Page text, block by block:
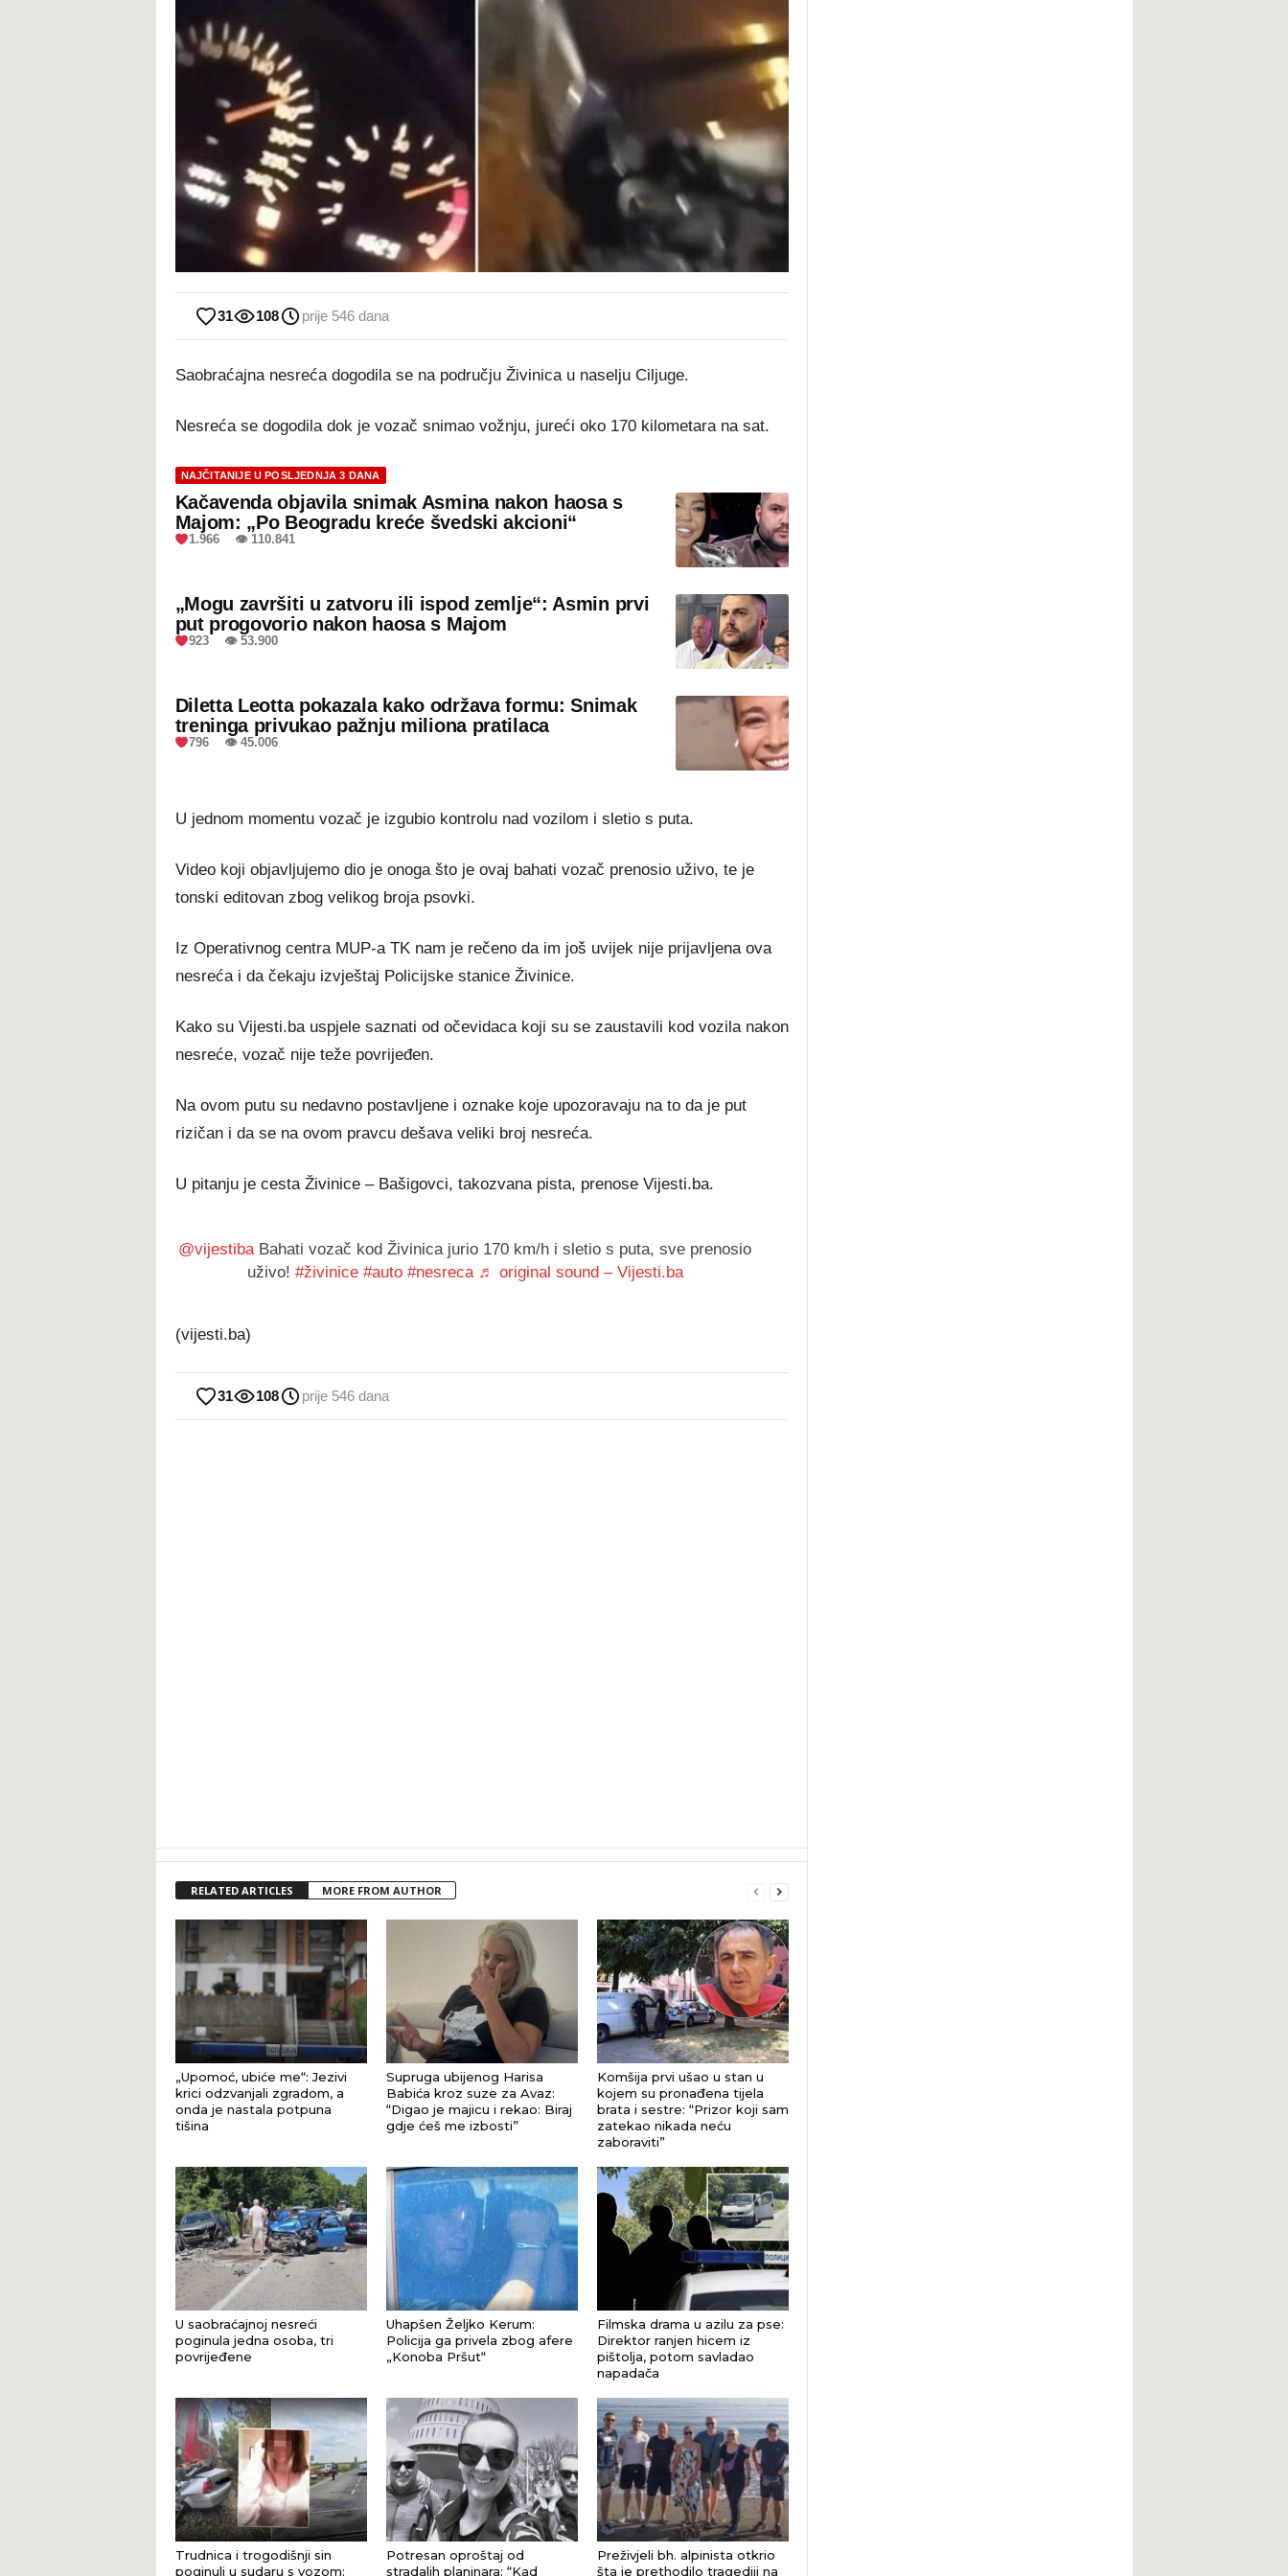
31 108 prije 546 dana
Saobraćajna nesreća dogodila se na području Živinica u naselju Ciljuge.
Nesreća se dogodila dok je vozač snimao vožnju, jureći oko 170 kilometara na sat.
NAJČITANIJE U POSLJEDNJA 3 DANA
Kačavenda objavila snimak Asmina nakon haosa s
Majom: „Po Beogradu kreće švedski akcioni“
1.966 👁 110.841
„Mogu završiti u zatvoru ili ispod zemlje“: Asmin prvi
put progovorio nakon haosa s Majom
923 👁 53.900
Diletta Leotta pokazala kako održava formu: Snimak
treninga privukao pažnju miliona pratilaca
796 👁 45.006
U jednom momentu vozač je izgubio kontrolu nad vozilom i sletio s puta.
Video koji objavljujemo dio je onoga što je ovaj bahati vozač prenosio uživo, te je
tonski editovan zbog velikog broja psovki.
Iz Operativnog centra MUP-a TK nam je rečeno da im još uvijek nije prijavljena ova
nesreća i da čekaju izvještaj Policijske stanice Živinice.
Kako su Vijesti.ba uspjele saznati od očevidaca koji su se zaustavili kod vozila nakon
nesreće, vozač nije teže povrijeđen.
Na ovom putu su nedavno postavljene i oznake koje upozoravaju na to da je put
rizičan i da se na ovom pravcu dešava veliki broj nesreća.
U pitanju je cesta Živinice – Bašigovci, takozvana pista, prenose Vijesti.ba.
@vijestibaBahati vozač kod Živinica jurio 170 km/h i sletio s puta, sve prenosio
uživo! #živinice #auto #nesreca ♬ original sound – Vijesti.ba
(vijesti.ba)
31 108 prije 546 dana
RELATED ARTICLES MORE FROM AUTHOR
„Upomoć, ubiće me“: Jezivi
krici odzvanjali zgradom, a
onda je nastala potpuna
tišina
Supruga ubijenog Harisa
Babića kroz suze za Avaz:
“Digao je majicu i rekao: Biraj
gdje ćeš me izbosti”
Komšija prvi ušao u stan u
kojem su pronađena tijela
brata i sestre: “Prizor koji sam
zatekao nikada neću
zaboraviti”
U saobraćajnoj nesreći
poginula jedna osoba, tri
povrijeđene
Uhapšen Željko Kerum:
Policija ga privela zbog afere
„Konoba Pršut“
Filmska drama u azilu za pse:
Direktor ranjen hicem iz
pištolja, potom savladao
napadača
Trudnica i trogodišnji sin
poginuli u sudaru s vozom:
Potresan oproštaj od
stradalih planinara: “Kad
Preživjeli bh. alpinista otkrio
šta je prethodilo tragediji na